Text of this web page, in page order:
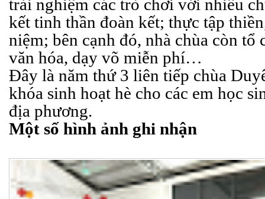
trải nghiệm các trò chơi với nhiều
kết tinh thần đoàn kết; thực tập
niệm; bên cạnh đó, nhà chùa còn tổ
văn hóa, dạy võ miễn phí…
Đây là năm thứ 3 liên tiếp chùa
khóa sinh hoạt hè cho các em học
địa phương.
Một số hình ảnh ghi nhận